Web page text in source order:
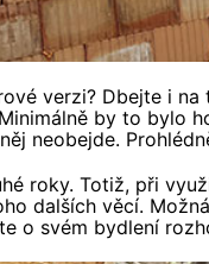
verzi? Dbejte i
by to bylo
neobejde.
roky. Totiž, při
dalších věcí.
o svém bydlení